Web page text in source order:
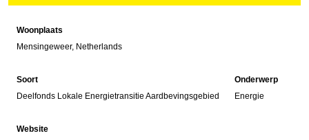
Woonplaats
Mensingeweer, Netherlands
Soort
Deelfonds Lokale Energietransitie Aardbevingsgebied
Onderwerp
Energie
Website